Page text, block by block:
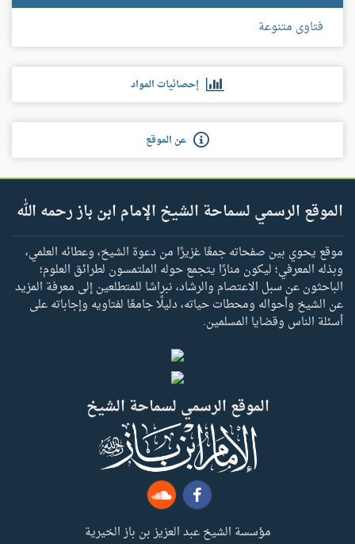
فتاوى متنوعة
إحصائيات المواد
عن الموقع
الموقع الرسمي لسماحة الشيخ الإمام ابن باز رحمه الله
موقع يحوي بين صفحاته جمعًا غزيرًا من دعوة الشيخ، وعطائه العلمي،
وبذله المعرفي؛ ليكون منارًا يتجمع حوله الملتمسون لطرائق العلوم؛
الباحثون عن سبل الاعتصام والرشاد، نبراسًا للمتطلعين إلى معرفة المزيد
عن الشيخ وأحواله ومحطات حياته، دليلًا جامعًا لفتاويه وإجاباته على
أسئلة الناس وقضايا المسلمين.
الموقع الرسمي لسماحة الشيخ
مؤسسة الشيخ عبد العزيز بن باز الخيرية